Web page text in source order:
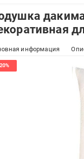
информация